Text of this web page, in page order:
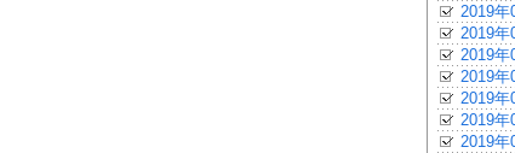
2019年
2019年
2019年
2019年
2019年
2019年
2019年